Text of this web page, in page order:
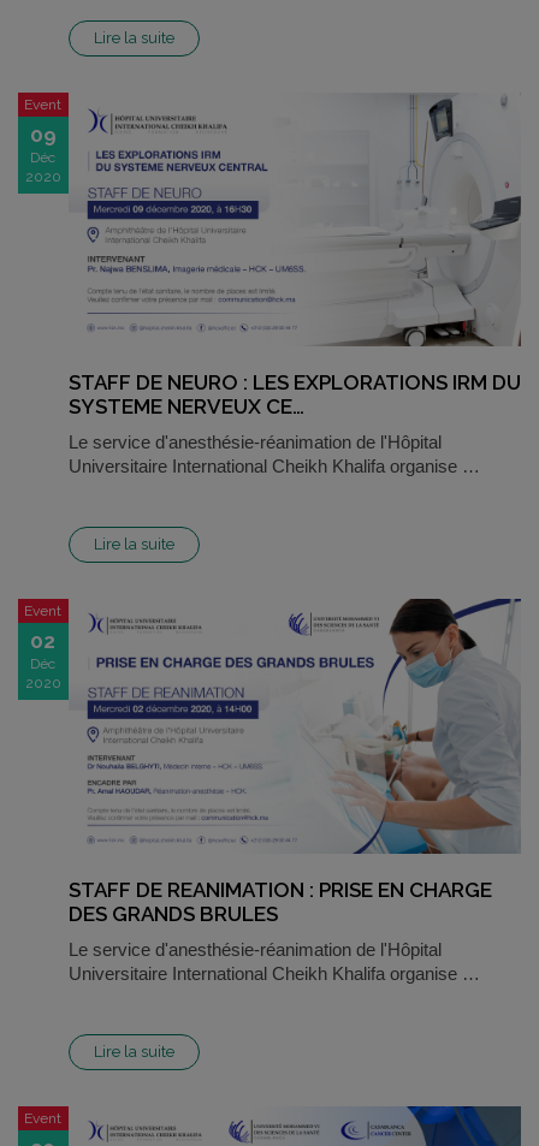
Lire la suite
Event
09
Déc
2020
STAFF DE NEURO : LES EXPLORATIONS IRM DU
SYSTEME NERVEUX CE…
Le service d'anesthésie-réanimation de l'Hôpital
Universitaire International Cheikh Khalifa organise …
Lire la suite
Event
02
Déc
2020
STAFF DE REANIMATION : PRISE EN CHARGE
DES GRANDS BRULES
Le service d'anesthésie-réanimation de l'Hôpital
Universitaire International Cheikh Khalifa organise …
Lire la suite
Event